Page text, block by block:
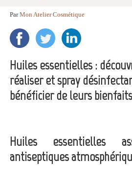
ParMon Atelier Cosmétique
Huiles essentielles :
réaliser et spray
bénéficier de leurs
Huiles essentielles
antiseptiques